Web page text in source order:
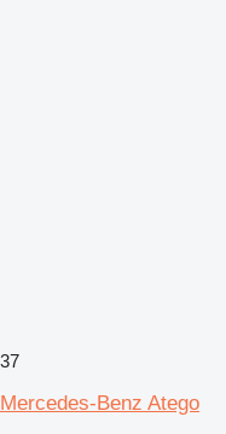
37
Mercedes-Benz Atego